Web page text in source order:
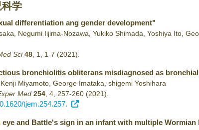
学
differentiation ang gender development"
Negumi Iijima-Nozawa, Yukiko Shimada, Yoshiya Ito,
Sci 48 1 1-7 (2021)
bronchiolitis obliterans misdiagnosed as
Miyamoto, George Imataka, shigemi Yoshihara
Med 254 4 257-260 (2021)
tjem.254.257.
eye and Battle's sign in an infant with multiple Wormian